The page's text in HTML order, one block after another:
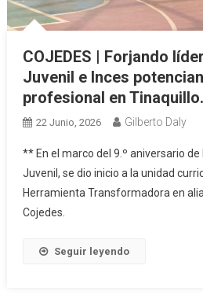
COJEDES | Forjando
Juvenil e Inces
profesional en Tinaquillo.
22 Junio, 2026 Gilberto Daly
** En el marco del 9.º aniversario
Juvenil, se dio inicio a la unidad
Herramienta Transformadora en
Cojedes.
Seguir leyendo